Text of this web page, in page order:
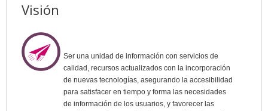
Visión
Ser una unidad de información con servicios de
calidad, recursos actualizados con la incorporación
de nuevas tecnologías, asegurando la accesibilidad
para satisfacer en tiempo y forma las necesidades
de información de los usuarios, y favorecer las